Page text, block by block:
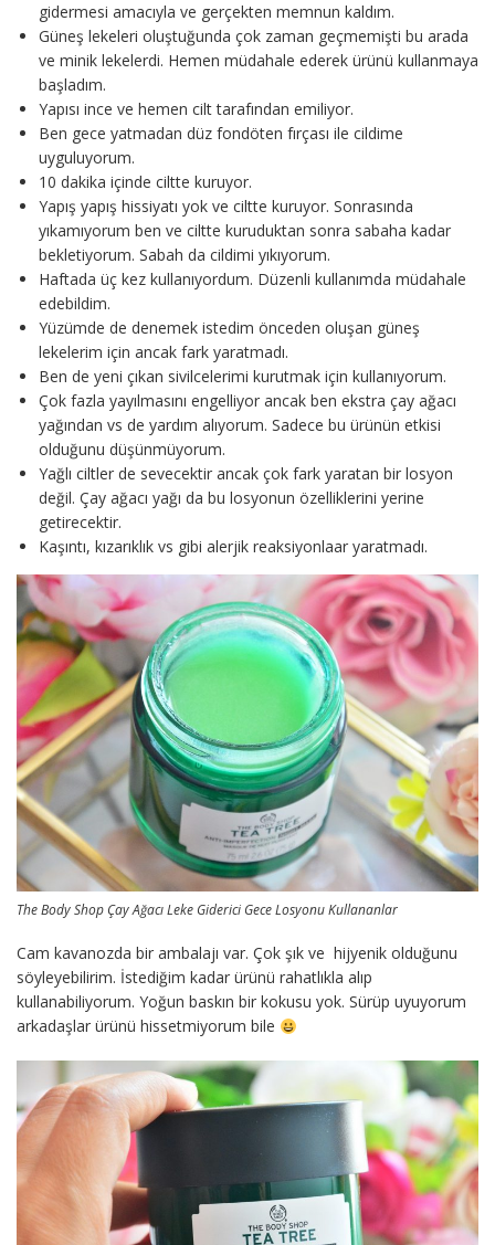
gidermesi amacıyla ve gerçekten memnun kaldım.
Güneş lekeleri oluştuğunda çok zaman geçmemişti bu arada
ve minik lekelerdi. Hemen müdahale ederek ürünü kullanmaya
başladım.
Yapısı ince ve hemen cilt tarafından emiliyor.
Ben gece yatmadan düz fondöten fırçası ile cildime
uyguluyorum.
10 dakika içinde ciltte kuruyor.
Yapış yapış hissiyatı yok ve ciltte kuruyor. Sonrasında
yıkamıyorum ben ve ciltte kuruduktan sonra sabaha kadar
bekletiyorum. Sabah da cildimi yıkıyorum.
Haftada üç kez kullanıyordum. Düzenli kullanımda müdahale
edebildim.
Yüzümde de denemek istedim önceden oluşan güneş
lekelerim için ancak fark yaratmadı.
Ben de yeni çıkan sivilcelerimi kurutmak için kullanıyorum.
Çok fazla yayılmasını engelliyor ancak ben ekstra çay ağacı
yağından vs de yardım alıyorum. Sadece bu ürünün etkisi
olduğunu düşünmüyorum.
Yağlı ciltler de sevecektir ancak çok fark yaratan bir losyon
değil. Çay ağacı yağı da bu losyonun özelliklerini yerine
getirecektir.
Kaşıntı, kızarıklık vs gibi alerjik reaksiyonlaar yaratmadı.
The Body Shop Çay Ağacı Leke Giderici Gece Losyonu Kullananlar
Cam kavanozda bir ambalajı var. Çok şık ve hijyenik olduğunu
söyleyebilirim. İstediğim kadar ürünü rahatlıkla alıp
kullanabiliyorum. Yoğun baskın bir kokusu yok. Sürüp uyuyorum
arkadaşlar ürünü hissetmiyorum bile